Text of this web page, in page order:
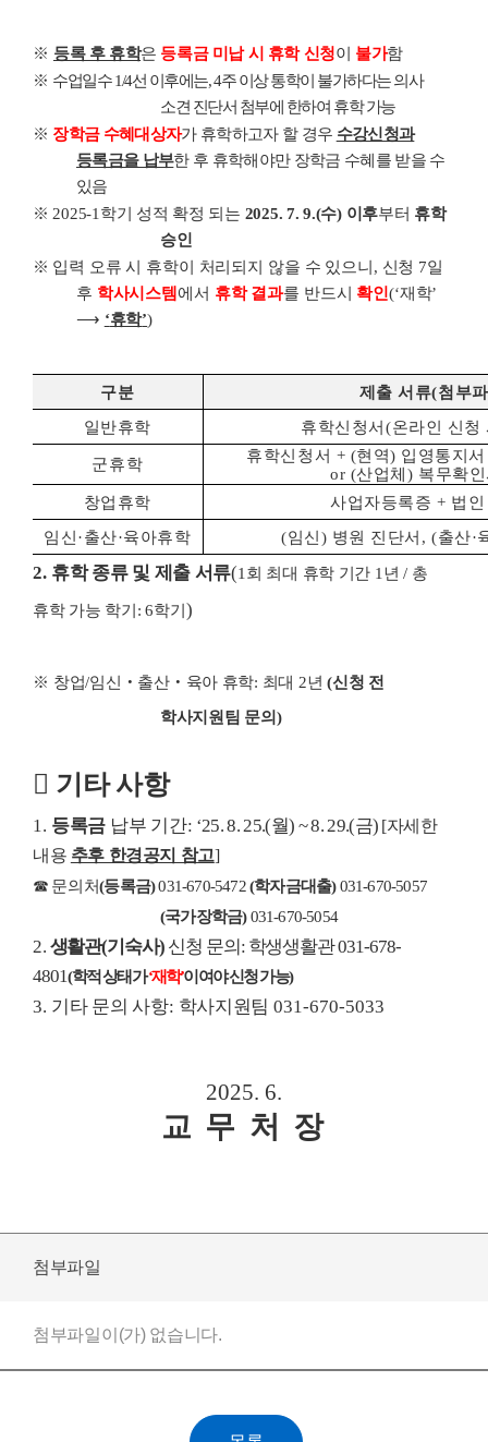
※ 등록 후 휴학은 등록금 미납 시 휴학 신청이 불가함
※ 수업일수1/4선 이후에는, 4주 이상 통학이 불가하다는 의사
소견 진단서 첨부에 한하여 휴학 가능
※ 장학금 수혜대상자가 휴학하고자 할 경우 수강신청과
등록금을 납부한 후 휴학해야만 장학금 수혜를 받을 수
있음
※ 2025-1 학기 성적 확정 되는 2025. 7. 9.(수) 이후부터 휴학
승인
※ 입력 오류 시 휴학이 처리되지 않을 수 있으니 , 신청 7일
후 학사시스템 에서 휴학 결과를 반드시 확인(‘재학’
⟶ ‘휴학’)
구분 제출 서류(첨부
일반휴학
휴학신청서(온라인 신청
군휴학 휴학신청서 + (현역) 입영통지
or (산업체 ) 복무확
창업휴학
사업자등록증 + 법
임신 ·출산·육아휴학 (임신 ) 병원 진단서 , (출산·
2. 휴학 종류 및 제출 서류(1 회 최대 휴학 기간 1 년/ 총
휴학 가능 학기 : 6학기 )
※ 창업/임신 ‧ 출산‧ 육아 휴학: 최대 2년(신청 전
학사지원팀 문의)
󰊳 기타 사항
1. 등록금 납부 기간: ‘25. 8. 25.(월) ~ 8. 29.(금) [자세한
내용 추후 한경공지 참고]
☎ 문의처(등록금) 031-670-5472(학자금대출)031-670-5057
(국가장학금)031-670-5054
2. 생활관(기숙사) 신청 문의: 학생생활관031-678-
4801(학적 상태가‘재학’이여야 신청 가능)
3. 기타 문의 사항: 학사지원팀 031-670-5033
2025. 6.
교 무 처 장
첨부파일
첨부파일이(가) 없습니다.